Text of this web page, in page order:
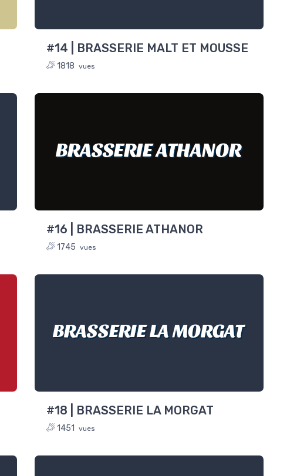
#14 | BRASSERIE MALT ET MOUSSE
1818 vues
BRASSERIE ATHANOR
#16 | BRASSERIE ATHANOR
1745 vues
BRASSERIE LA MORGAT
#18 | BRASSERIE LA MORGAT
1451 vues